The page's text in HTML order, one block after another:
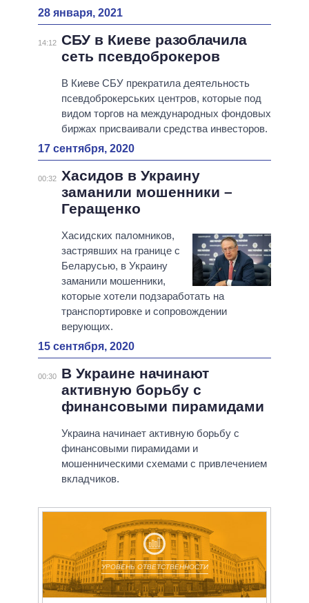
28 января, 2021
14:12 СБУ в Киеве разоблачила
сеть псевдоброкеров
В Киеве СБУ прекратила деятельность
псевдоброкерських центров, которые под
видом торгов на международных фондовых
биржах присваивали средства инвесторов.
17 сентября, 2020
00:32 Хасидов в Украину
заманили мошенники –
Геращенко
Хасидских паломников,
застрявших на границе с
Беларусью, в Украину
заманили мошенники,
которые хотели подзаработать на
транспортировке и сопровождении
верующих.
15 сентября, 2020
00:30
В Украине начинают
активную борьбу с
финансовыми пирамидами
Украина начинает активную борьбу с
финансовыми пирамидами и
мошенническими схемами с привлечением
вкладчиков.
УРОВЕНЬ ОТВЕТСТВЕННОСТИ